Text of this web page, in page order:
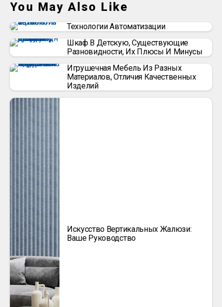
You May Also Like
Технологии Автоматизации
Шкаф В Детскую, Существующие
Разновидности, Их Плюсы И Минусы
Игрушечная Мебель Из Разных
Материалов, Отличия Качественных
Изделий
Искусство Вертикальных Жалюзи:
Ваше Руководство